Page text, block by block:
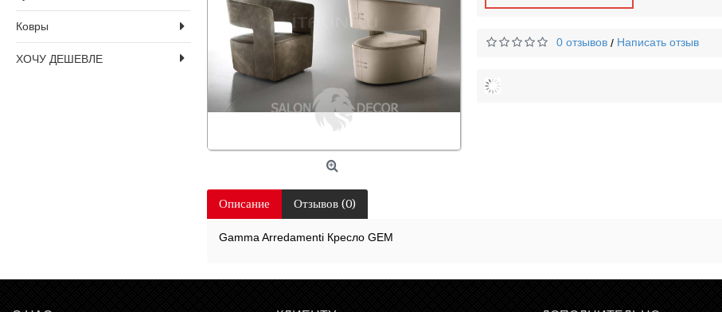
Ковры
ХОЧУ ДЕШЕВЛЕ
0 отзывов / Написать отзыв
Описание Отзывов (0)
Gamma Arredamenti Кресло GEM